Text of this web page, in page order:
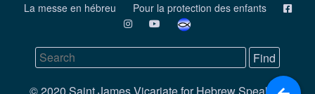
La messe en hébreu
Pour la protection des enfants